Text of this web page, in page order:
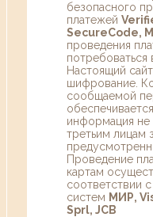
безопасного
платежей
SecureCode,
проведения
потребоваться
Настоящий
шифрование.
сообщаемой
обеспечивается
информация не
третьим лицам
Проведение
картам
соответствии
систем МИР,
Sprl, JCB